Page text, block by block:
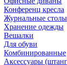
Конференц кресла
Журнальные столы
Хранение одежды
Вешалки
Для обуви
Комбинированные
Аксессуары